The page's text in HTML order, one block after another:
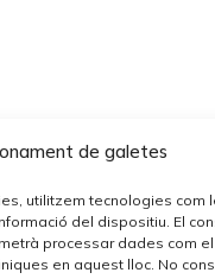
de galetes
utilitzem tecnologies com
del dispositiu. El
processar dades com
en aquest lloc. No